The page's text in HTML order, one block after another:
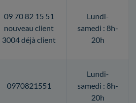
09 70 82 15 51
nouveau client
3004 déjà client
Lundi-
samedi : 8h-
20h
0970821551
Lundi-
samedi : 8h-
20h